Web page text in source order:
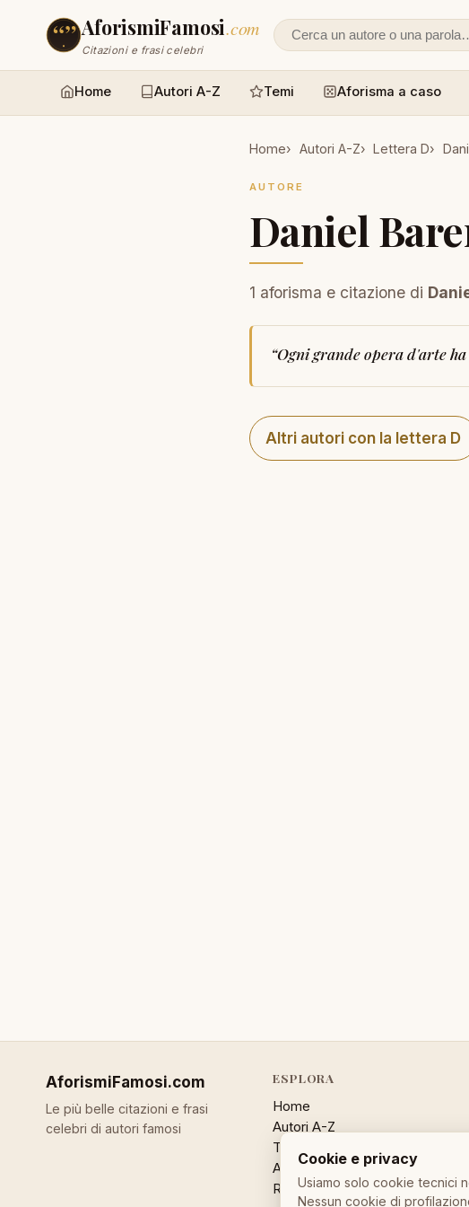
AforismiFamosi.com
Citazioni e frasi celebri Cerca un autore o un
Home Autori A-Z Temi Aforisma a caso
Home Autori A-Z Lettera D
AUTORE
Daniel
1 aforisma e citazione di
“Ogni grande opera d'arte
Altri autori con la lettera D
AforismiFamosi.com
Le più belle citazioni e frasi
celebri di autori famosi
ESPLORA
Home
Autori A-Z
Temi
Aforisma a caso
Ricerca
Cookie e privacy
Usiamo solo cookie tecnici
Nessun cookie di